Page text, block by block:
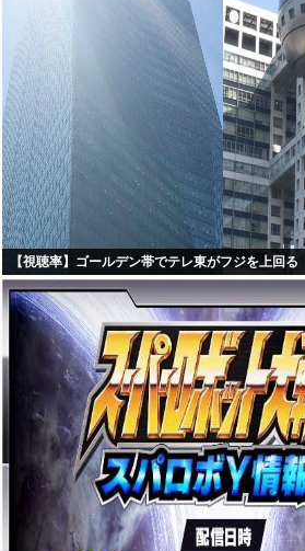
【視聴率】ゴールデン帯でテレ東がフジを上回る